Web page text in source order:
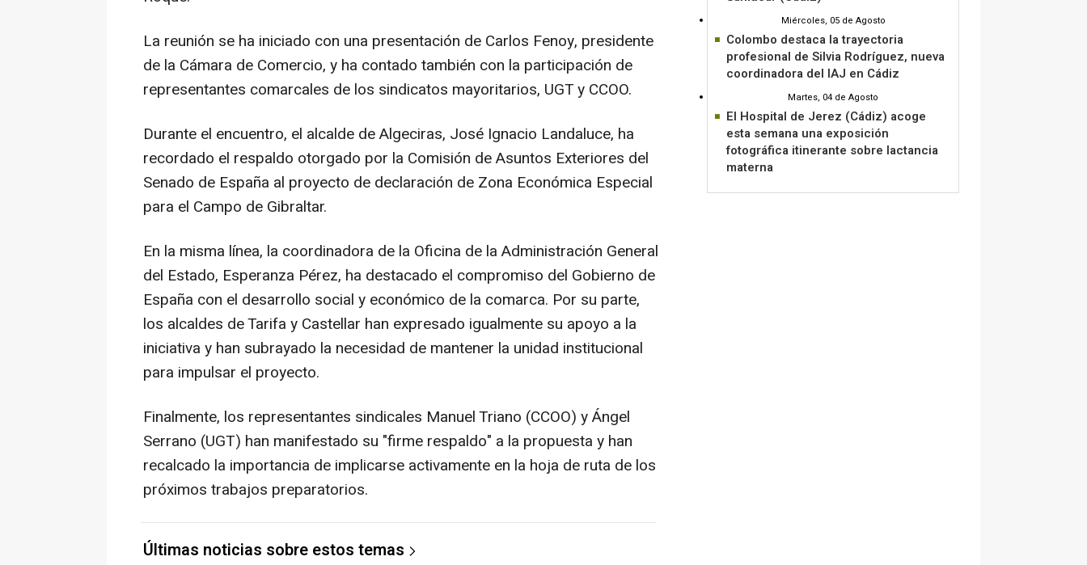
La reunión se ha iniciado con una presentación de Carlos Fenoy, presidente
de la Cámara de Comercio, y ha contado también con la participación de
representantes comarcales de los sindicatos mayoritarios, UGT y CCOO.
Durante el encuentro, el alcalde de Algeciras, José Ignacio Landaluce, ha
recordado el respaldo otorgado por la Comisión de Asuntos Exteriores del
Senado de España al proyecto de declaración de Zona Económica Especial
para el Campo de Gibraltar.
En la misma línea, la coordinadora de la Oficina de la Administración General
del Estado, Esperanza Pérez, ha destacado el compromiso del Gobierno de
España con el desarrollo social y económico de la comarca. Por su parte,
los alcaldes de Tarifa y Castellar han expresado igualmente su apoyo a la
iniciativa y han subrayado la necesidad de mantener la unidad institucional
para impulsar el proyecto.
Finalmente, los representantes sindicales Manuel Triano (CCOO) y Ángel
Serrano (UGT) han manifestado su "firme respaldo" a la propuesta y han
recalcado la importancia de implicarse activamente en la hoja de ruta de los
próximos trabajos preparatorios.
Últimas noticias sobre estos temas
Miércoles, 05 de Agosto
Colombo destaca la trayectoria
profesional de Silvia Rodríguez, nueva
coordinadora del IAJ en Cádiz
Martes, 04 de Agosto
El Hospital de Jerez (Cádiz) acoge
esta semana una exposición
fotográfica itinerante sobre lactancia
materna